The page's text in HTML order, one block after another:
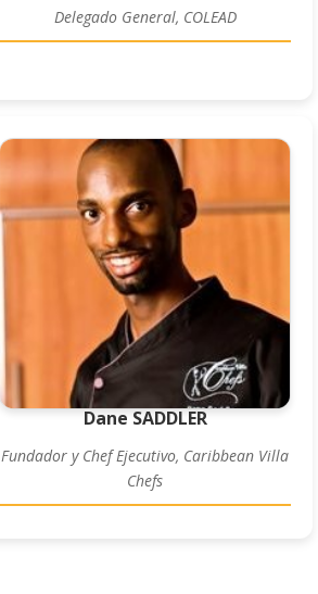
Delegado General, COLEAD
Dane SADDLER
Fundador y Chef Ejecutivo, Caribbean Villa
Chefs